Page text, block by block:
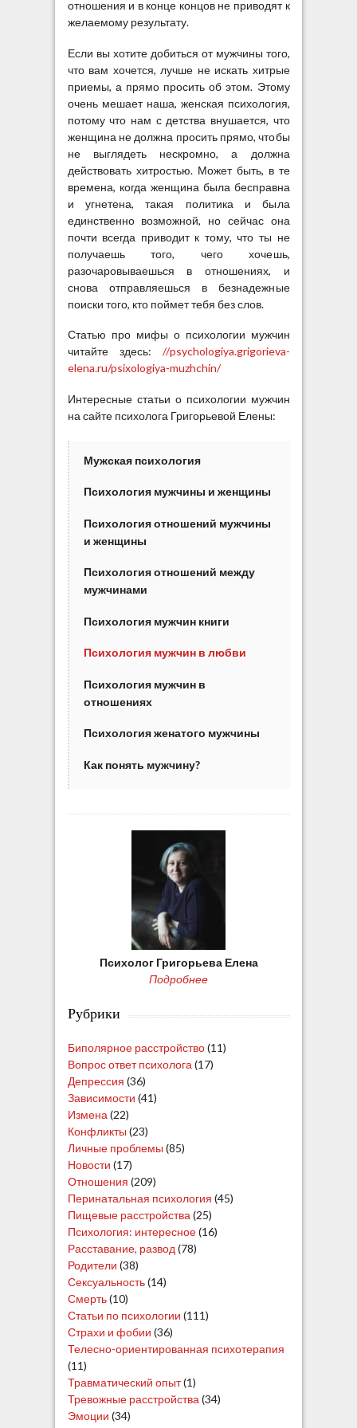
отношения и в конце концов не приводят к
желаемому результату.
Если вы хотите добиться от мужчины того,
что вам хочется, лучше не искать хитрые
приемы, а прямо просить об этом. Этому
очень мешает наша, женская психология,
потому что нам с детства внушается, что
женщина не должна просить прямо, чтобы
не выглядеть нескромно, а должна
действовать хитростью. Может быть, в те
времена, когда женщина была бесправна
и угнетена, такая политика и была
единственно возможной, но сейчас она
почти всегда приводит к тому, что ты не
получаешь того, чего хочешь,
разочаровываешься в отношениях, и
снова отправляешься в безнадежные
поиски того, кто поймет тебя без слов.
Статью про мифы о психологии мужчин
читайте здесь: //psychologiya.grigorieva-
elena.ru/psixologiya-muzhchin/
Интересные статьи о психологии мужчин
на сайте психолога Григорьевой Елены:
Мужская психология
Психология мужчины и женщины
Психология отношений мужчины
и женщины
Психология отношений между
мужчинами
Психология мужчин книги
Психология мужчин в любви
Психология мужчин в
отношениях
Психология женатого мужчины
Как понять мужчину?
Психолог Григорьева Елена
Подробнее
Рубрики
Биполярное расстройство(11)
Вопрос ответ психолога (17)
Депрессия (36)
Зависимости (41)
Измена (22)
Конфликты (23)
Личные проблемы (85)
Новости (17)
Отношения (209)
Перинатальная психология (45)
Пищевые расстройства (25)
Психология: интересное(16)
Расставание, развод (78)
Родители (38)
Сексуальность(14)
Смерть(10)
Статьи по психологии (111)
Страхи и фобии (36)
Телесно-ориентированная психотерапия
(11)
Травматический опыт(1)
Тревожные расстройства (34)
Эмоции (34)